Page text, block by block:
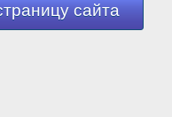
сайта